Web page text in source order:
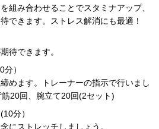
組み合わせることでスタミナアップ、
できます。ストレス解消にも最適！
待できます。
）
めます。トレーナーの指示で行いまし
20回、腕立て20回(2セット)
分）
にストレッチしましょう。